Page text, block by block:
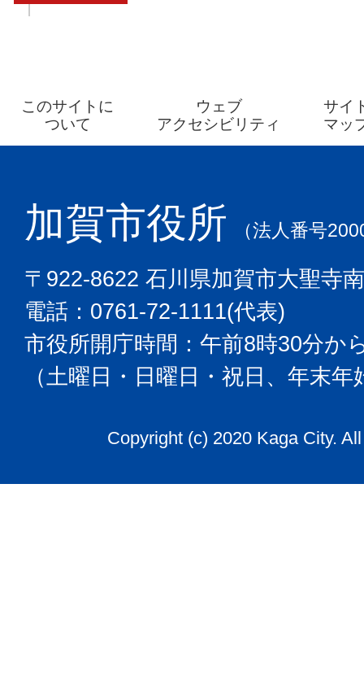
このサイトに
ついて
ウェブ
アクセシビリティ
サイ
マッ
加賀市役所 （法人番号
〒922-8622 石川県加賀市大聖寺
電話：0761-72-1111(代表)
市役所開庁時間：午前8時30分か
（土曜日・日曜日・祝日、年末
Copyright (c) 2020 Kaga City.